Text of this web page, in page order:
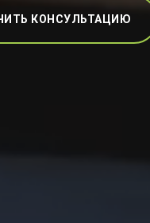
КОНСУЛЬТАЦИЮ